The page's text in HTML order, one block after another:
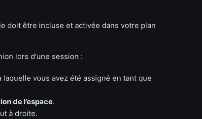
doit être incluse et activée dans votre plan
lors d'une session :
vous avez été assigné en tant que
de l’espace.
à droite.